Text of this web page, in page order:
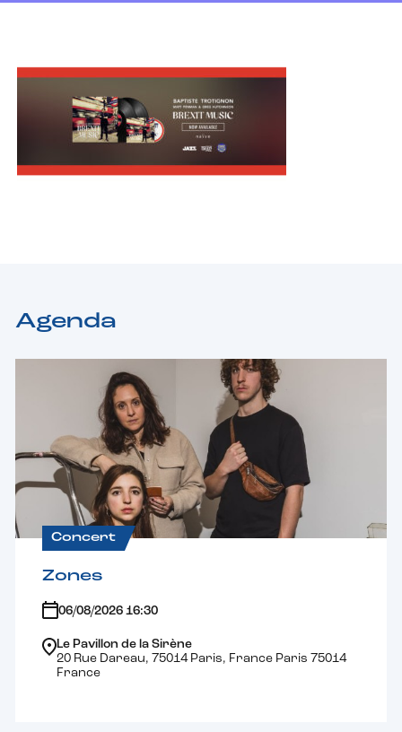
Agenda
Concert
Zones
06/08/2026 16:30
Le Pavillon de la Sirène
20 Rue Dareau, 75014 Paris, France Paris 75014
France